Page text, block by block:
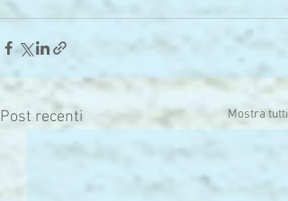
Post recenti Mostra tutti